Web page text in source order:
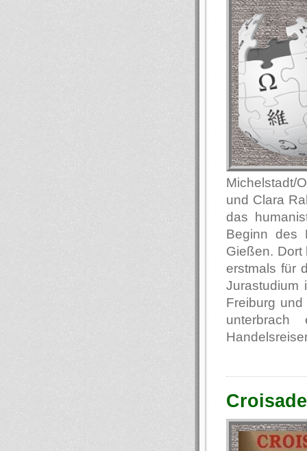
Michelstadt/
und Clara
das
Beginn des
Gießen. Dort
erstmals für
Jurastudium
Freiburg